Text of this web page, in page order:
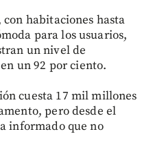
habitaciones hasta
para los usuarios,
un nivel de
un 92 por ciento.
cuesta 17 mil millones
pero desde el
informado que no